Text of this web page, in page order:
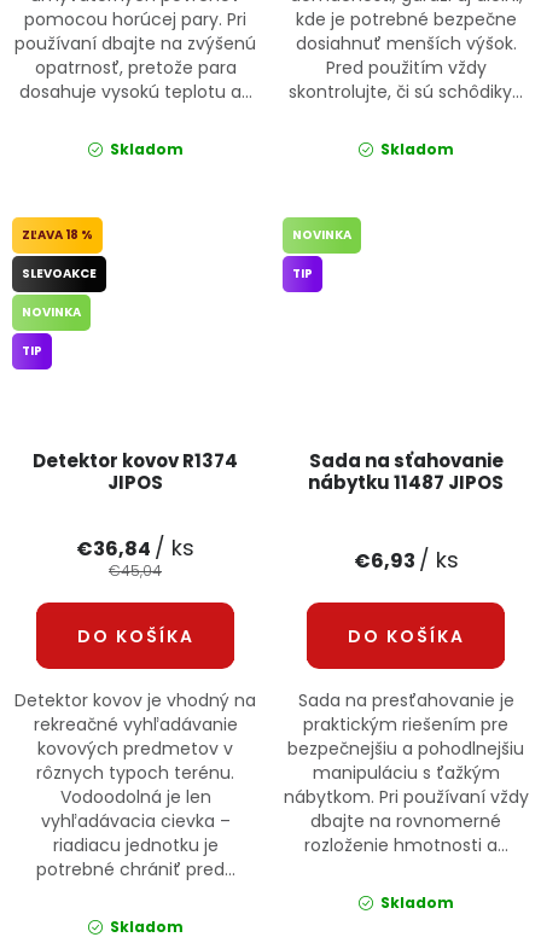
pomocou horúcej pary. Pri
používaní dbajte na zvýšenú
opatrnosť, pretože para
dosahuje vysokú teplotu a...
Skladom
kde je potrebné bezpečne
dosiahnuť menších výšok.
Pred použitím vždy
skontrolujte, či sú schôdiky...
Skladom
Detektor kovov R1374
JIPOS
18 %
SLEVOAKCE
NOVINKA
TIP
€36,84 / ks
€45,04
DO KOŠÍKA
Detektor kovov je vhodný na
rekreačné vyhľadávanie
kovových predmetov v
rôznych typoch terénu.
Vodoodolná je len
vyhľadávacia cievka –
riadiacu jednotku je
potrebné chrániť pred...
Skladom
Sada na sťahovanie
nábytku 11487 JIPOS
NOVINKA
TIP
€6,93 / ks
DO KOŠÍKA
Sada na presťahovanie je
praktickým riešením pre
bezpečnejšiu a pohodlnejšiu
manipuláciu s ťažkým
nábytkom. Pri používaní vždy
dbajte na rovnomerné
rozloženie hmotnosti a...
Skladom